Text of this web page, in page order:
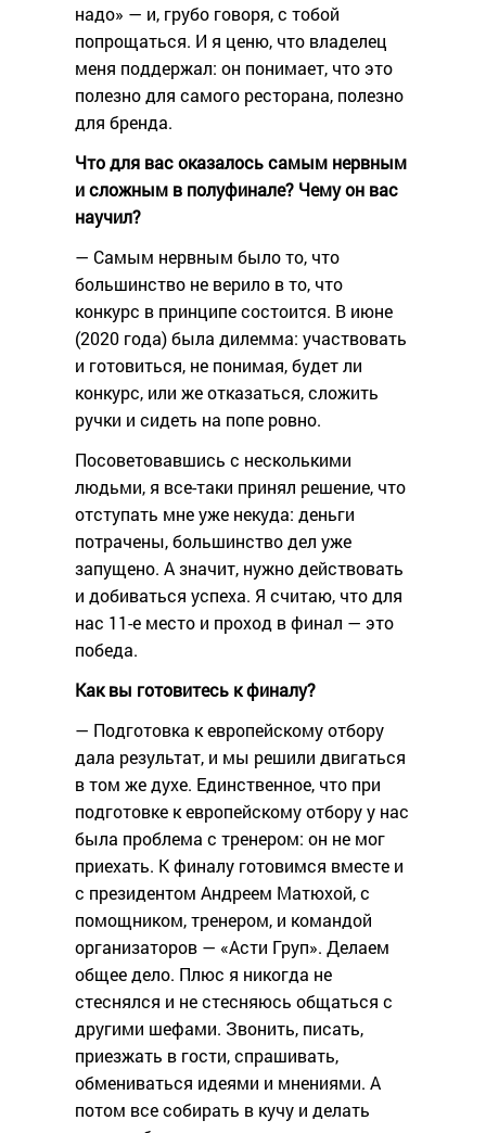
надо» — и, грубо говоря, с тобой
попрощаться. И я ценю, что владелец
меня поддержал: он понимает, что это
полезно для самого ресторана, полезно
для бренда.
Что для вас оказалось самым нервным
и сложным в полуфинале? Чему он вас
научил?
— Самым нервным было то, что
большинство не верило в то, что
конкурс в принципе состоится. В июне
(2020 года) была дилемма: участвовать
и готовиться, не понимая, будет ли
конкурс, или же отказаться, сложить
ручки и сидеть на попе ровно.
Посоветовавшись с несколькими
людьми, я все-таки принял решение, что
отступать мне уже некуда: деньги
потрачены, большинство дел уже
запущено. А значит, нужно действовать
и добиваться успеха. Я считаю, что для
нас 11-е место и проход в финал — это
победа.
Как вы готовитесь к финалу?
— Подготовка к европейскому отбору
дала результат, и мы решили двигаться
в том же духе. Единственное, что при
подготовке к европейскому отбору у нас
была проблема с тренером: он не мог
приехать. К финалу готовимся вместе и
с президентом Андреем Матюхой, с
помощником, тренером, и командой
организаторов — «Асти Груп». Делаем
общее дело. Плюс я никогда не
стеснялся и не стесняюсь общаться с
другими шефами. Звонить, писать,
приезжать в гости, спрашивать,
обмениваться идеями и мнениями. А
потом все собирать в кучу и делать